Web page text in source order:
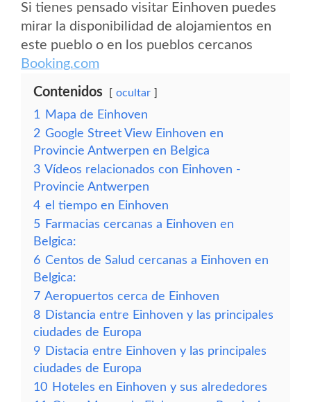
Si tienes pensado visitar Einhoven puedes
mirar la disponibilidad de alojamientos en
este pueblo o en los pueblos cercanos
Booking.com
Contenidos ocultar
1
Mapa de Einhoven
2 Google Street View Einhoven en
Provincie Antwerpen en Belgica
3 Vídeos relacionados con Einhoven -
Provincie Antwerpen
4 el tiempo en Einhoven
5 Farmacias cercanas a Einhoven en
Belgica:
6 Centos de Salud cercanas a Einhoven en
Belgica:
7 Aeropuertos cerca de Einhoven
8 Distancia entre Einhoven y las principales
ciudades de Europa
9 Distacia entre Einhoven y las principales
ciudades de Europa
10 Hoteles en Einhoven y sus alrededores